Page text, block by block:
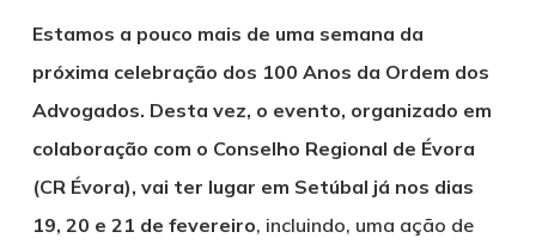
Estamos a pouco mais de uma semana da
próxima celebração dos 100 Anos da Ordem dos
Advogados. Desta vez, o evento, organizado em
colaboração com o Conselho Regional de Évora
(CR Évora), vai ter lugar em Setúbal já nos dias
19, 20 e 21 de fevereiro, incluindo, uma ação de